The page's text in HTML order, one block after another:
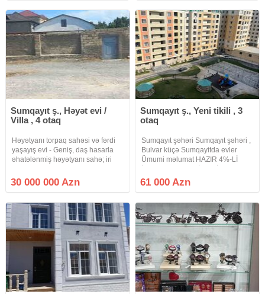
Sumqayıt ş., Həyət evi /
Villa , 4 otaq
Həyətyanı torpaq sahəsi və fərdi
yaşayış evi - Geniş, daş hasarla
əhatələnmiş həyətyanı sahə; iri
Ev: birmərtəbəli, giriş eyvanı,
plastik pəncərələr, dəmir giriş
30 000 000 Azn
Sumqayıt ş., Yeni tikili , 3
otaq
Sumqayıt şəhəri Sumqayıt şəhəri ,
Bulvar küçə Sumqayitda evler
Ümumi məlumat HAZIR 4%-Lİ
VÖEN TƏLƏB OLUNUR.!
Sumqayıt şəhəri , Bulvar küçəsi,
61 000 Azn